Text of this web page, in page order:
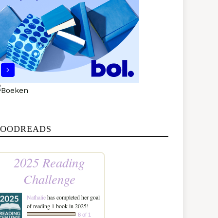
2025 Reading
Challenge
Nathaliehas completed her goal
of reading 1 book in 2025!
8 of 1